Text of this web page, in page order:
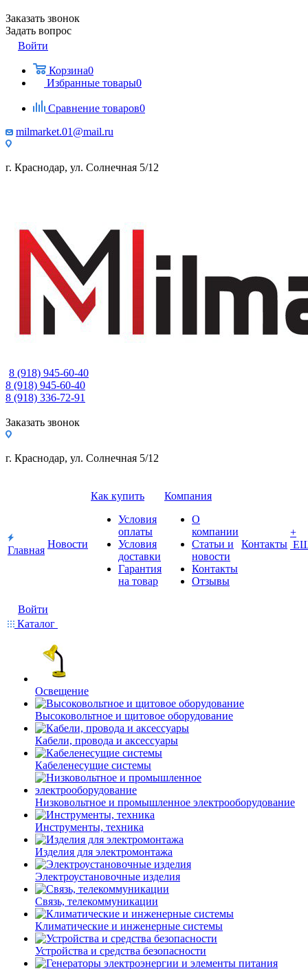
Заказать звонок
Задать вопрос
Войти
Корзина0
Избранные товары0
Сравнение товаров0
milmarket.01@mail.ru
г. Краснодар, ул. Солнечная 5/12
8 (918) 945-60-40
8 (918) 945-60-40
8 (918) 336-72-91
Заказать звонок
г. Краснодар, ул. Солнечная 5/12
Главная
Новости
Как купить
Условия
оплаты
Условия
доставки
Гарантия
на товар
Компания
О
компании
Статьи и
новости
Контакты
Отзывы
Контакты
+
Войти
Каталог
Освещение
Высоковольтное и щитовое оборудование
Кабели, провода и аксессуары
Кабеленесущие системы
Низковольтное и промышленное электрооборудование
Инструменты, техника
Изделия для электромонтажа
Электроустановочные изделия
Связь, телекоммуникации
Климатические и инженерные системы
Устройства и средства безопасности